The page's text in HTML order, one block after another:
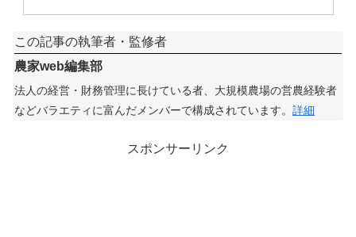
この記事の執筆者・監修者
農家web編集部
法人の経営・財務管理に長けている者、大規模農場の営農経験者
などバラエティに富んだメンバーで構成されています。 詳細
スポンサーリンク